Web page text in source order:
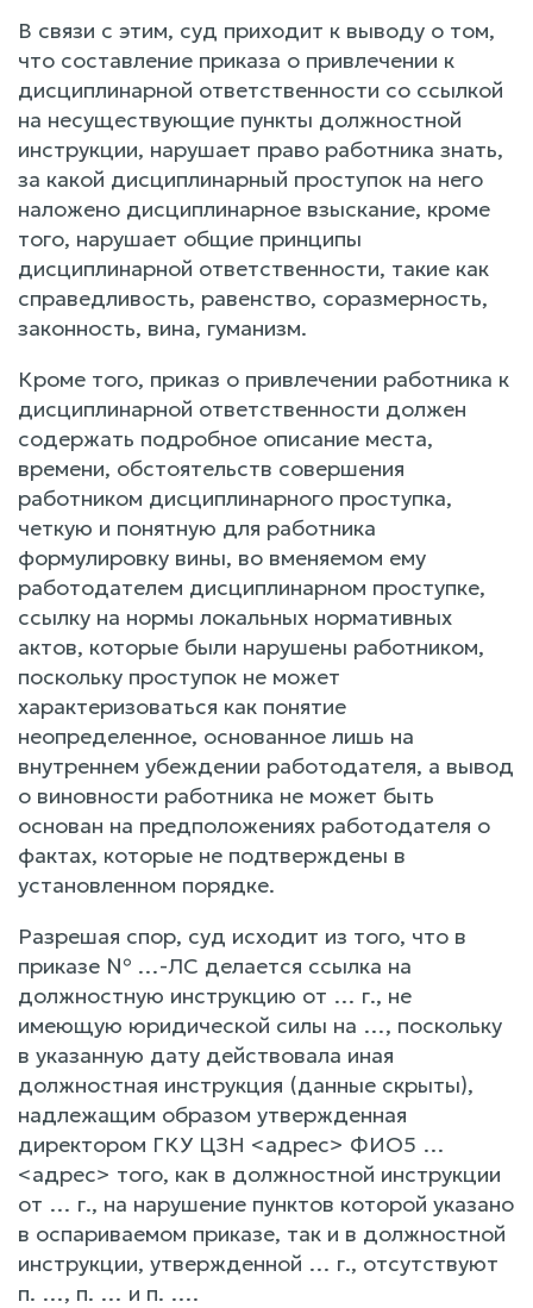
В связи с этим, суд приходит к выводу о том,
что составление приказа о привлечении к
дисциплинарной ответственности со ссылкой
на несуществующие пункты должностной
инструкции, нарушает право работника знать,
за какой дисциплинарный проступок на него
наложено дисциплинарное взыскание, кроме
того, нарушает общие принципы
дисциплинарной ответственности, такие как
справедливость, равенство, соразмерность,
законность, вина, гуманизм.
Кроме того, приказ о привлечении работника к
дисциплинарной ответственности должен
содержать подробное описание места,
времени, обстоятельств совершения
работником дисциплинарного проступка,
четкую и понятную для работника
формулировку вины, во вменяемом ему
работодателем дисциплинарном проступке,
ссылку на нормы локальных нормативных
актов, которые были нарушены работником,
поскольку проступок не может
характеризоваться как понятие
неопределенное, основанное лишь на
внутреннем убеждении работодателя, а вывод
о виновности работника не может быть
основан на предположениях работодателя о
фактах, которые не подтверждены в
установленном порядке.
Разрешая спор, суд исходит из того, что в
приказе № …-ЛС делается ссылка на
должностную инструкцию от … г., не
имеющую юридической силы на …, поскольку
в указанную дату действовала иная
должностная инструкция (данные скрыты),
надлежащим образом утвержденная
директором ГКУ ЦЗН <адрес> ФИО5 …
<адрес> того, как в должностной инструкции
от … г., на нарушение пунктов которой указано
в оспариваемом приказе, так и в должностной
инструкции, утвержденной … г., отсутствуют
п. …, п. … и п. ….